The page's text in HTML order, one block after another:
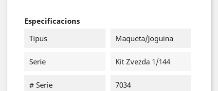
Especificacions
Tipus
Maqueta/Joguina
Serie Kit Zvezda 1/144
# Serie 7034